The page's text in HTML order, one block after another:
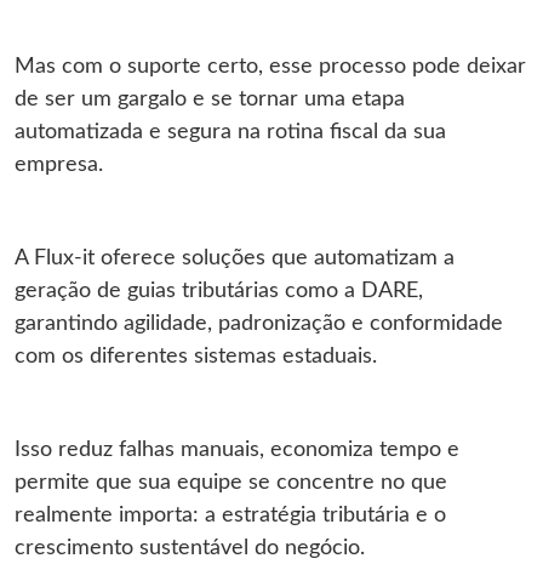
Mas com o suporte certo, esse processo pode deixar
de ser um gargalo e se tornar uma etapa
automatizada e segura na rotina fiscal da sua
empresa.
A Flux-it oferece soluções que automatizam a
geração de guias tributárias como a DARE,
garantindo agilidade, padronização e conformidade
com os diferentes sistemas estaduais.
Isso reduz falhas manuais, economiza tempo e
permite que sua equipe se concentre no que
realmente importa: a estratégia tributária e o
crescimento sustentável do negócio.